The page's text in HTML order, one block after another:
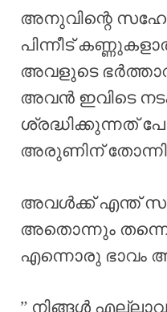
അനുവിന്റെ
പിന്നീട്
അവളുടെ
അവൻ ഇവിടെ
ശ്രദ്ധിക്കുന്നത്
അരുണിന്
അവൾക്ക് എന്ത്
അതൊന്നും തന്നെ
എന്നൊരു ഭാവം
” നിങ്ങൾ